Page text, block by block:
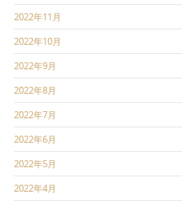
2022年11月
2022年10月
2022年9月
2022年8月
2022年7月
2022年6月
2022年5月
2022年4月